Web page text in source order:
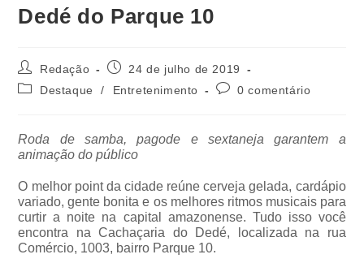
Dedé do Parque 10
Redação
24 de julho de 2019
Destaque
/ Entretenimento 0 comentário
Roda de samba, pagode e sextaneja garantem a
animação do público
O melhor point da cidade reúne cerveja gelada, cardápio
variado, gente bonita e os melhores ritmos musicais para
curtir a noite na capital amazonense. Tudo isso você
encontra na Cachaçaria do Dedé, localizada na rua
Comércio, 1003, bairro Parque 10.